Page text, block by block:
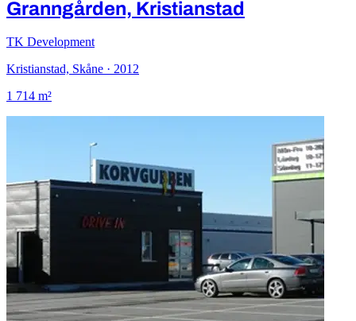
Granngården, Kristianstad
TK Development
Kristianstad, Skåne · 2012
1 714 m²